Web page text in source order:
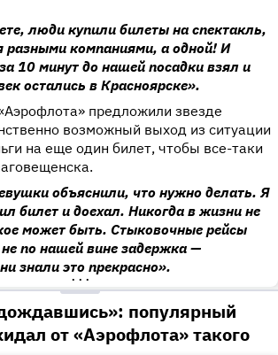
люди купили билеты на спектакль,
разными компаниями, а одной! И
10 минут до нашей посадки взял и
остались в Красноярске».
предложили звезде
возможный выход из ситуации
на еще один билет, чтобы все-таки
объяснили, что нужно делать. Я
билет и доехал. Никогда в жизни не
может быть. Стыковочные рейсы
по нашей вине задержка —
знали это прекрасно».
•••
популярный
от «Аэрофлота» такого